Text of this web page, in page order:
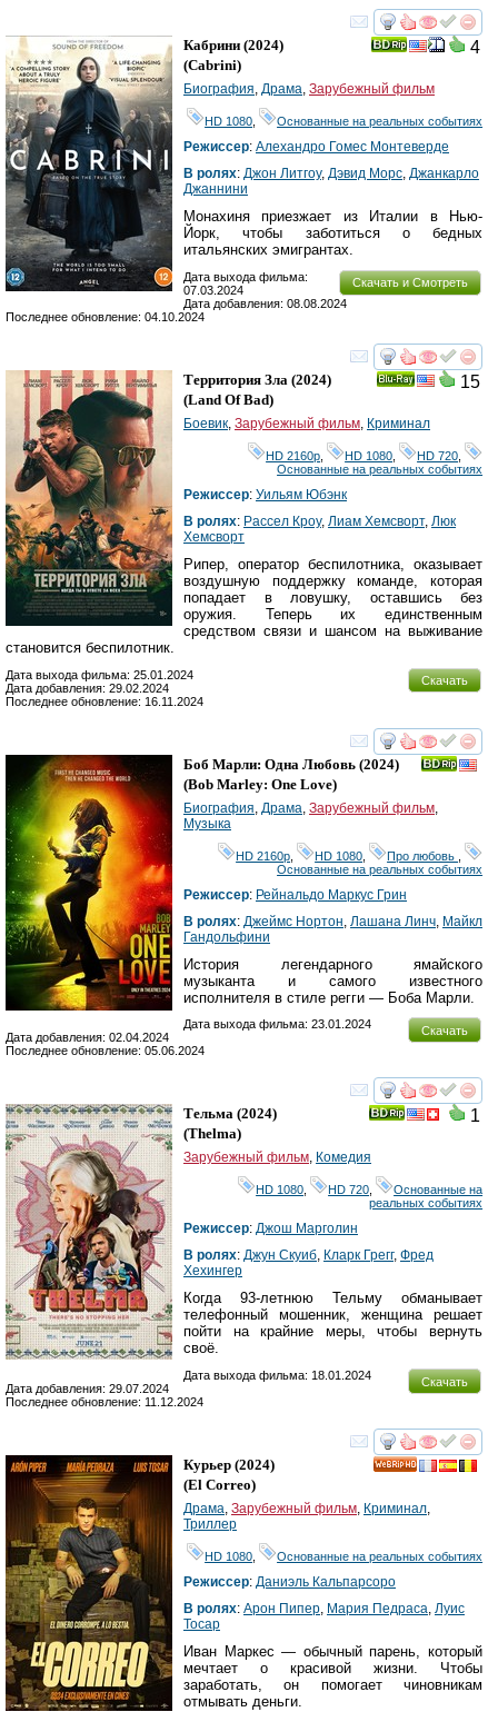
смотреть
4
Кабрини (2024)
(Cabrini)
Биография, Драма, Зарубежный фильм
HD 1080 Основанные на реальных событиях
Режиссер: Алехандро Гомес Монтеверде
В ролях: Джон Литгоу, Дэвид Морс, Джанкарло
Джаннини
Монахиня приезжает из Италии в Нью-
Йорк, чтобы заботиться о бедных
итальянских эмигрантах.
Скачать и Смотреть
Дата выхода фильма:
07.03.2024
Дата добавления: 08.08.2024
Последнее обновление: 04.10.2024
смотреть
15
Территория Зла (2024)
(Land Of Bad)
Боевик Зарубежный фильм Криминал
HD 2160р HD 1080 HD 720
Основанные на реальных событиях
Режиссер: Уильям Юбэнк
В ролях: Рассел Кроу, Лиам Хемсворт, Люк
Хемсворт
Рипер, оператор беспилотника, оказывает
воздушную поддержку команде, которая
попадает в ловушку, оставшись без
оружия. Теперь их единственным
средством связи и шансом на выживание
становится беспилотник.
Скачать
Дата выхода фильма: 25.01.2024
Дата добавления: 29.02.2024
Последнее обновление: 16.11.2024
смотреть
Боб Марли: Одна Любовь (2024)
(Bob Marley: One Love)
Биография Драма Зарубежный фильм
Музыка
HD 2160р HD 1080 Про любовь
Основанные на реальных событиях
Режиссер: Рейнальдо Маркус Грин
В ролях: Джеймс Нортон Лашана Линч Майкл
Гандольфини
История легендарного ямайского
музыканта и самого известного
исполнителя в стиле регги — Боба Марли.
Скачать
Дата выхода фильма: 23.01.2024
Дата добавления: 02.04.2024
Последнее обновление: 05.06.2024
смотреть
1
Тельма (2024)
(Thelma)
Зарубежный фильм, Комедия
HD 1080 HD 720
Основанные на
реальных событиях
Режиссер: Джош Марголин
В ролях: Джун Скуиб, Кларк Грегг, Фред
Хехингер
Когда 93-летнюю Тельму обманывает
телефонный мошенник, женщина решает
пойти на крайние меры, чтобы вернуть
своё.
Скачать
Дата выхода фильма: 18.01.2024
Дата добавления: 29.07.2024
Последнее обновление: 11.12.2024
смотреть
Курьер (2024)
(El Correo)
Драма, Зарубежный фильм, Криминал,
Триллер
HD 1080 Основанные на реальных событиях
Режиссер: Даниэль Кальпарсоро
В ролях: Арон Пипер, Мария Педраса, Луис
Тосар
Иван Маркес — обычный парень, который
мечтает о красивой жизни. Чтобы
заработать, он помогает чиновникам
отмывать деньги.